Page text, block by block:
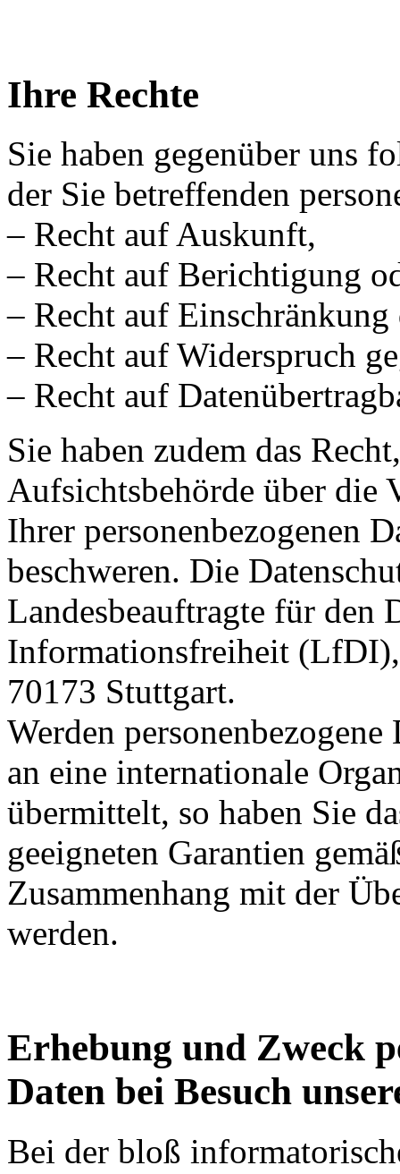
Ihre Rechte
Sie haben gegenüber uns
der Sie betreffenden
– Recht auf Auskunft,
– Recht auf Berichtigung
– Recht auf
– Recht auf Widerspruch
– Recht auf
Sie haben zudem das
Aufsichtsbehörde über die
Ihrer personenbezogenen
beschweren. Die
Landesbeauftragte für den
Informationsfreiheit
70173 Stuttgart.
Werden
an eine internationale
übermittelt, so haben Sie
geeigneten Garantien
Zusammenhang mit der
werden.
Erhebung und Zweck
Daten bei Besuch
Bei der bloß